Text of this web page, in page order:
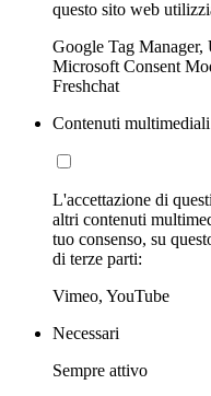
questo sito web
Google Tag
Microsoft Consent
Freshchat
Contenuti multimediali
L'accettazione di
altri contenuti
tuo consenso, su
di terze parti:
Vimeo, YouTube
Necessari
Sempre attivo